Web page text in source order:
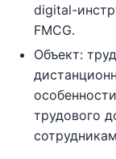
digital-
FMCG.
Объект:
трудового